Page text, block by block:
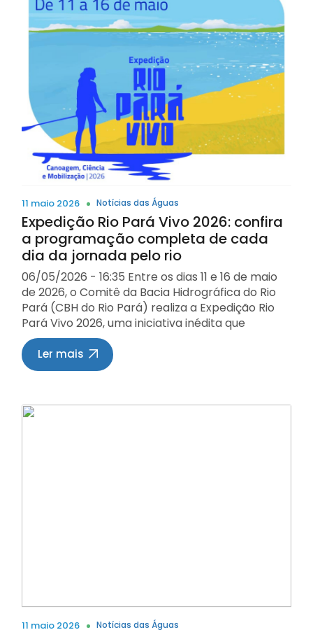
11 maio 2026 Notícias das Águas
Expedição Rio Pará Vivo 2026: confira
a programação completa de cada
dia da jornada pelo rio
06/05/2026 - 16:35 Entre os dias 11 e 16 de maio
de 2026, o Comitê da Bacia Hidrográfica do Rio
Pará (CBH do Rio Pará) realiza a Expedição Rio
Pará Vivo 2026, uma iniciativa inédita que
percorrerá o rio por suas águas, conectando
municípios, comunidades e promovendo
mobilização em torno da preservação dos
bacia, com uma programação diversificada que
Ler mais
11 maio 2026 Notícias das Águas